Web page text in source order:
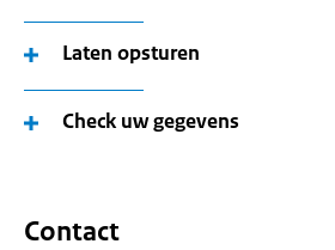
Laten opsturen
Check uw gegevens
Contact